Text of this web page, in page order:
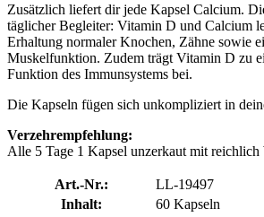
Zusätzlich liefert dir jede Kapsel Calcium.
täglicher Begleiter: Vitamin D und Calcium
Erhaltung normaler Knochen, Zähne sowie
Muskelfunktion. Zudem trägt Vitamin D zu
Funktion des Immunsystems bei.
Die Kapseln fügen sich unkompliziert in
Verzehrempfehlung:
Alle 5 Tage 1 Kapsel unzerkaut mit reichlich
Art.-Nr.:
LL-19497
Inhalt:
60 Kapseln